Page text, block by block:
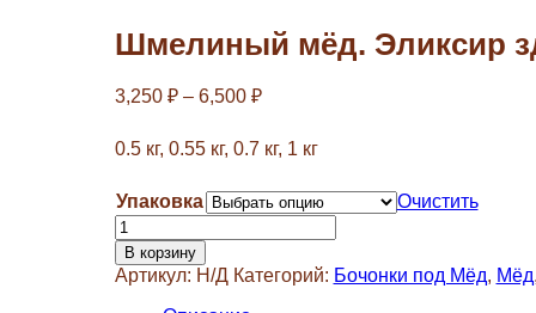
Шмелиный мёд. Эликсир
3,250 ₽ – 6,500 ₽Диапазон
3,250 ₽
0.5 кг, 0.55 кг, 0.7 кг, 1 кг
Упаковка
Очистить
Количество
товара
Шмелиный
мёд.
В корзину
Артикул: Н/Д Категорий: Бочонки под Мёд, Мёд